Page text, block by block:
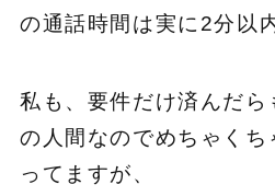
の通話時間は実に2分以
私も、要件だけ済んだら
の人間なのでめちゃくち
ってますが、